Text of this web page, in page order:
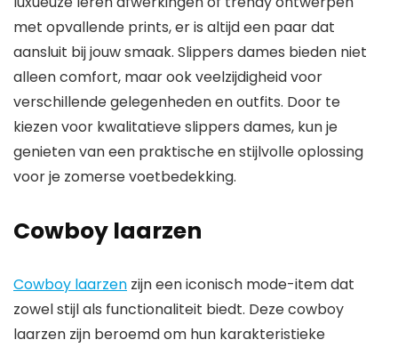
met opvallende prints, er is altijd een paar dat
aansluit bij jouw smaak. Slippers dames bieden niet
alleen comfort, maar ook veelzijdigheid voor
verschillende gelegenheden en outfits. Door te
kiezen voor kwalitatieve slippers dames, kun je
genieten van een praktische en stijlvolle oplossing
voor je zomerse voetbedekking.
Cowboy laarzen
Cowboy laarzen zijn een iconisch mode-item dat
zowel stijl als functionaliteit biedt. Deze cowboy
laarzen zijn beroemd om hun karakteristieke